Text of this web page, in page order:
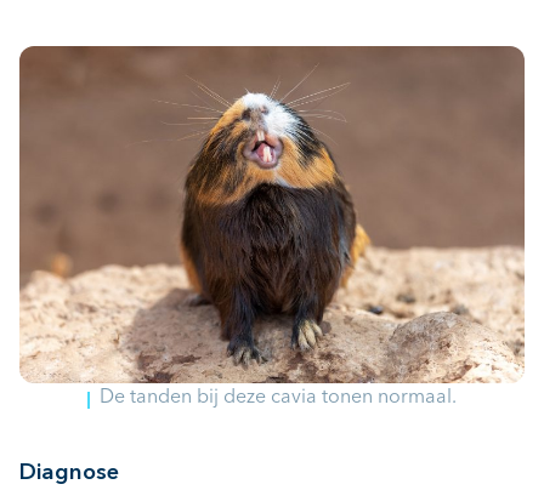
De tanden bij deze cavia tonen normaal.
Diagnose